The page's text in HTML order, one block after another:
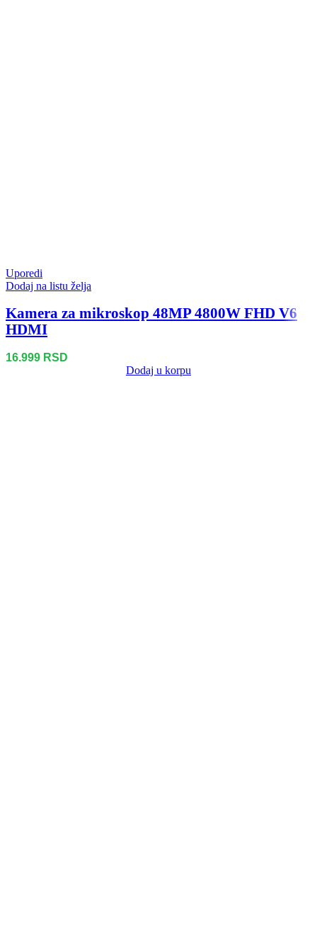
Uporedi
Dodaj na listu želja
Kamera za mikroskop 48MP 4800W FHD V6
HDMI
16.999 RSD
Dodaj u korpu